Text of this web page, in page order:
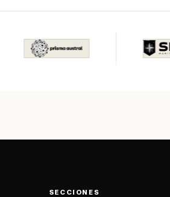
SECCIONES